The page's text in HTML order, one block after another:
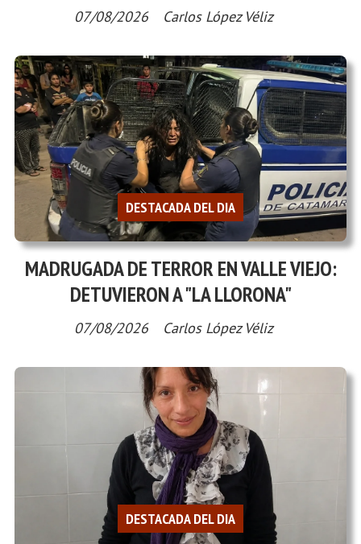
Carlos López Véliz
07/08/2026
MADRUGADA DE TERROR EN VALLE VIEJO:
DETUVIERON A "LA LLORONA"
Carlos López Véliz
DESTACADA DEL DIA
07/08/2026
DESTACADA DEL DIA